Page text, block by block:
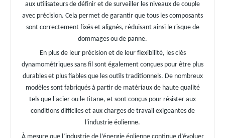
aux utilisateurs de définir et de surveiller les niveaux de couple
avec précision. Cela permet de garantir que tous les composants
sont correctement fixés et alignés, réduisant ainsi le risque de
dommages ou de panne.
En plus de leur précision et de leur flexibilité, les clés
dynamométriques sans fil sont également conçues pour être plus
durables et plus fiables que les outils traditionnels. De nombreux
modèles sont fabriqués à partir de matériaux de haute qualité
tels que l'acier ou le titane, et sont conçus pour résister aux
conditions difficiles et aux charges de travail exigeantes de
l'industrie éolienne.